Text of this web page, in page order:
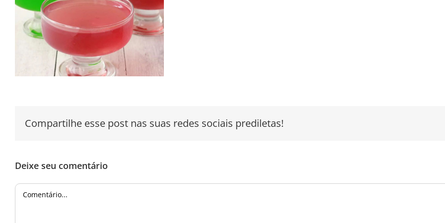
Compartilhe esse post nas suas redes sociais prediletas!
Deixe seu comentário
Comentário